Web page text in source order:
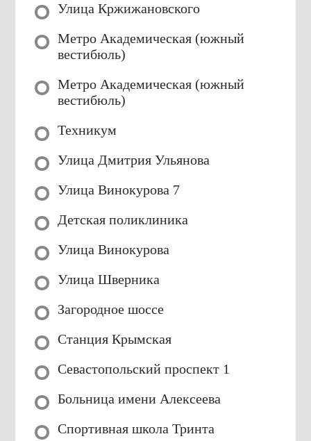
Улица Кржижановского
Метро Академическая (южный
вестибюль)
Метро Академическая (южный
вестибюль)
Техникум
Улица Дмитрия Ульянова
Улица Винокурова 7
Детская поликлиника
Улица Винокурова
Улица Шверника
Загородное шоссе
Станция Крымская
Севастопольский проспект 1
Больница имени Алексеева
Спортивная школа Тринта